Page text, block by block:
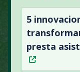
5
presta